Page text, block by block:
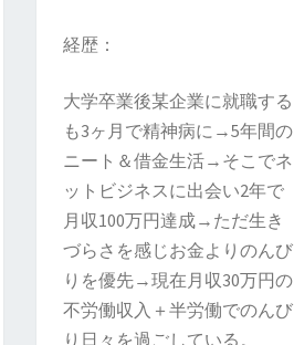
経歴：
大学卒業後某企業に就職する
も3ヶ月で精神病に→5年間の
ニート＆借金生活→そこでネ
ットビジネスに出会い2年で
月収100万円達成→ただ生き
づらさを感じお金よりのんび
りを優先→現在月収30万円の
不労働収入＋半労働でのんび
り日々を過ごしている。